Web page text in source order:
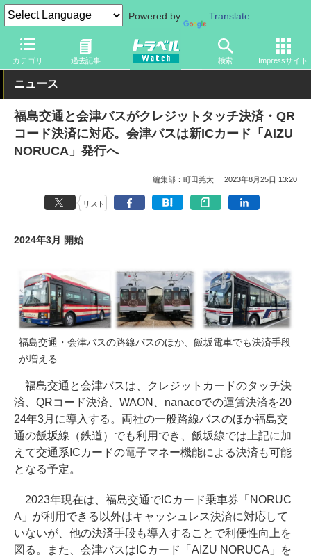
Powered by Translate
カテゴリ 過去記事 検索 Impressサイト
トラベル Watch 旅の方法 鉄旅 電車
ニュース
福島交通と会津バスがクレジットタッチ決済・QR
コード決済に対応。会津バスは新ICカード「AIZU
NORUCA」発行へ
編集部：町田莞太 2023年8月25日 13:20
リスト
2024年3月 開始
福島交通・会津バスの路線バスのほか、飯坂電車でも決済手段
が増える
福島交通と会津バスは、クレジットカードのタッチ決
済、QRコード決済、WAON、nanacoでの運賃決済を20
24年3月に導入する。両社の一般路線バスのほか福島交
通の飯坂線（鉄道）でも利用でき、飯坂線では上記に加
えて交通系ICカードの電子マネー機能による決済も可能
となる予定。
2023年現在は、福島交通でICカード乗車券「NORUC
A」が利用できる以外はキャッシュレス決済に対応して
いないが、他の決済手段も導入することで利便性向上を
図る。また、会津バスはICカード「AIZU NORUCA」を